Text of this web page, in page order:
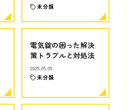
未分類
電気錠の困った解決
策トラブルと対処法
2025.05.05
未分類